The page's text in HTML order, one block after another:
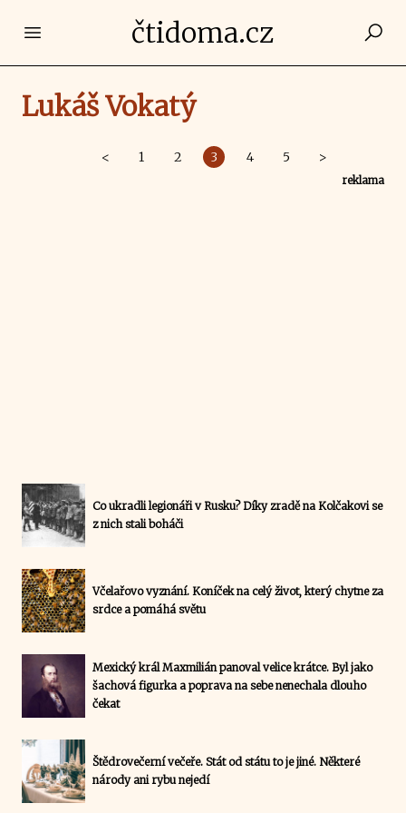
Open main menučtidoma.cz
Lukáš Vokatý
< 1 2 3 4 5 >
reklama
Co ukradli legionáři v Rusku? Díky zradě na Kolčakovi se
z nich stali boháči
Včelařovo vyznání. Koníček na celý život, který chytne za
srdce a pomáhá světu
Mexický král Maxmilián panoval velice krátce. Byl jako
šachová figurka a poprava na sebe nenechala dlouho
čekat
Štědrovečerní večeře. Stát od státu to je jiné. Některé
národy ani rybu nejedí